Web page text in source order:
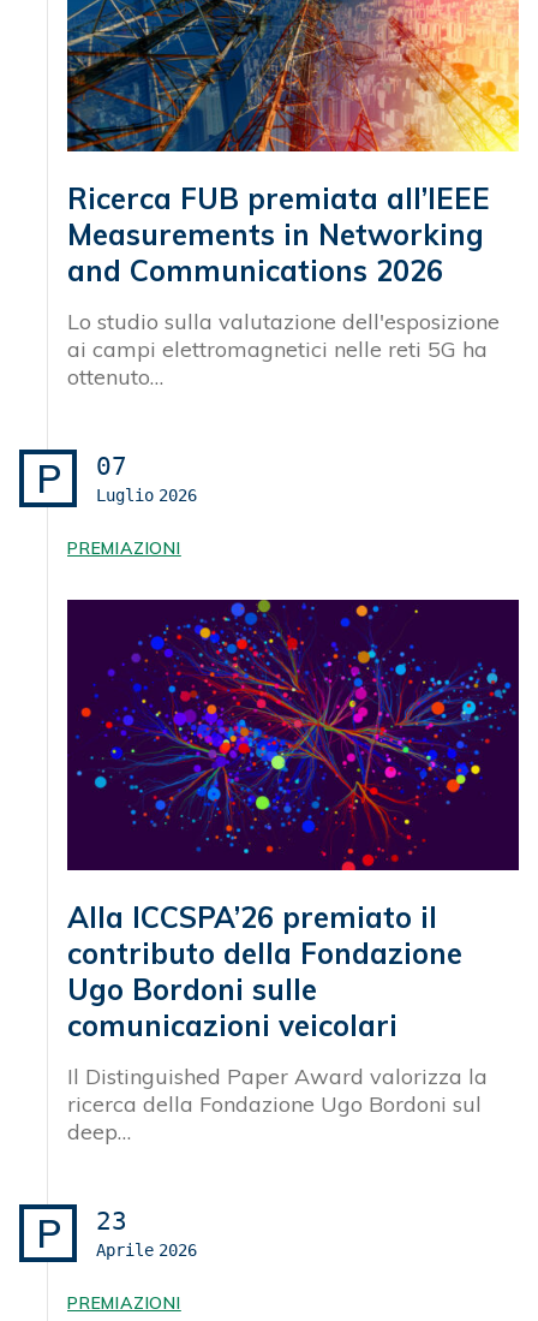
Ricerca FUB premiata all’IEEE
Measurements in Networking
and Communications 2026
Lo studio sulla valutazione dell'esposizione
ai campi elettromagnetici nelle reti 5G ha
ottenuto…
P 07
Luglio 2026
PREMIAZIONI
Alla ICCSPA’26 premiato il
contributo della Fondazione
Ugo Bordoni sulle
comunicazioni veicolari
Il Distinguished Paper Award valorizza la
ricerca della Fondazione Ugo Bordoni sul
deep…
P 23
Aprile 2026
PREMIAZIONI